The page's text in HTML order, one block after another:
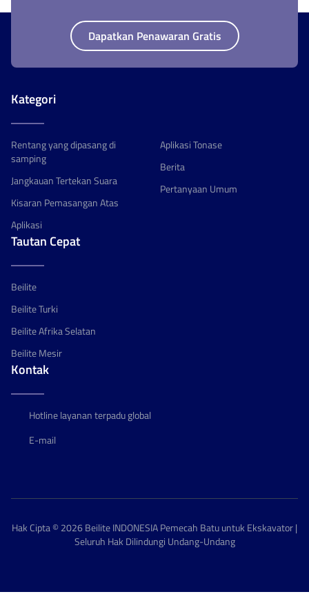
Dapatkan Penawaran Gratis
Kategori
Rentang yang dipasang di
samping
Jangkauan Tertekan Suara
Kisaran Pemasangan Atas
Aplikasi
Aplikasi Tonase
Berita
Pertanyaan Umum
Tautan Cepat
Beilite
Beilite Turki
Beilite Afrika Selatan
Beilite Mesir
Kontak
Hotline layanan terpadu global
E-mail
Hak Cipta © 2026 Beilite INDONESIA Pemecah Batu untuk Ekskavator |
Seluruh Hak Dilindungi Undang-Undang